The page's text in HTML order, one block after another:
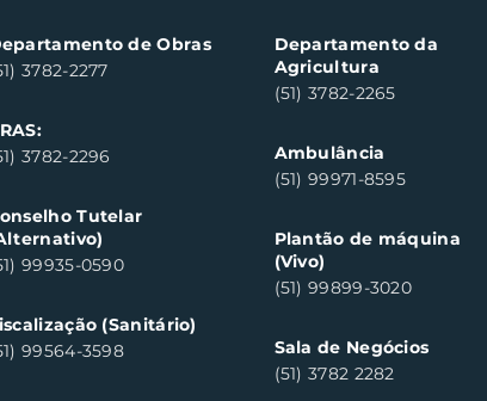
Clara do Sul
de Obras
3782-2277
3782-2296
Tutelar
99935-0590
(Sanitário)
99564-3598
Departamento da
Agricultura
(51) 3782-2265
Ambulância
(51) 99971-8595
Plantão de máquina
(Vivo)
(51) 99899-3020
Sala de Negócios
(51) 3782 2282